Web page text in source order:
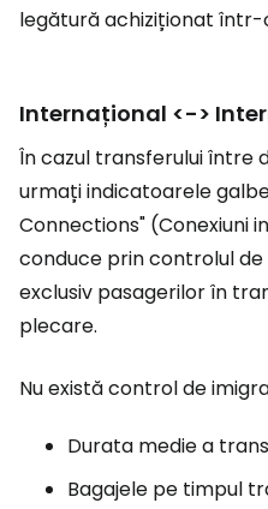
legătură achiziționat într-
Internațional <->
În cazul transferului între
urmați indicatoarele
Connections" (Conexiuni
conduce prin controlul
exclusiv pasagerilor în
plecare.
Nu există control de
Durata medie a
Bagajele pe timpul